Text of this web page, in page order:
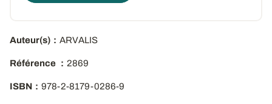
Auteur(s) ARVALIS
Référence 2869
ISBN 978-2-8179-0286-9